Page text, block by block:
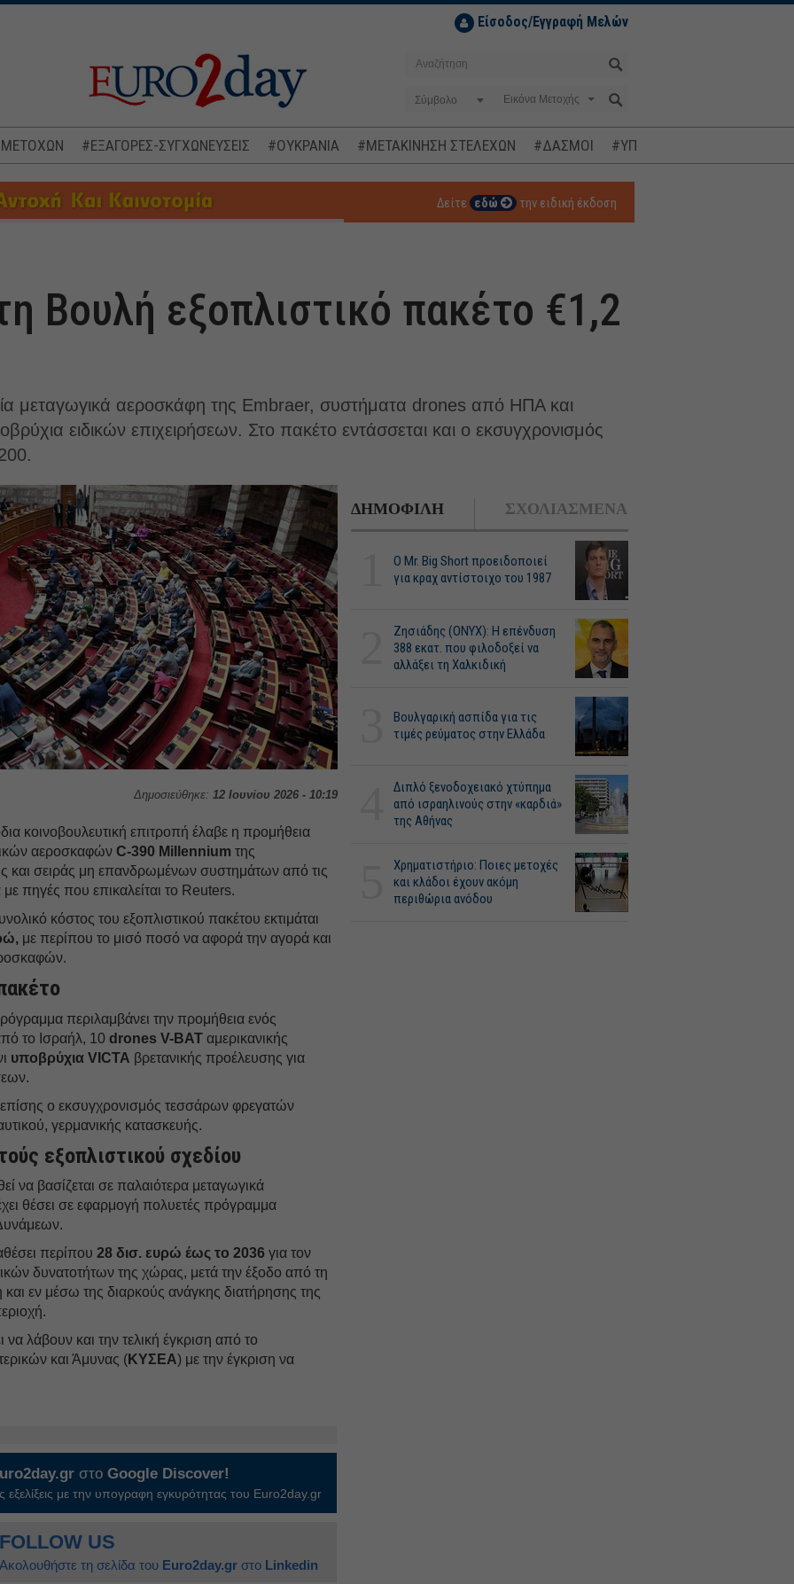
Είσοδος/Εγγραφή Μελών
Σύμβολο
ΜΕΤΟΧΩΝ #ΕΞΑΓΟΡΕΣ-ΣΥΓΧΩΝΕΥΣΕΙΣ #ΟΥΚΡΑΝΙΑ #ΜΕΤΑΚΙΝΗΣΗ ΣΤΕΛΕΧΩΝ #ΔΑΣΜΟΙ #ΥΠΟΚΛΟΠΕΣ
Δείτε εδώ την ειδική έκδοση
Βουλή εξοπλιστικό πακέτο €1,2
μεταγωγικά αεροσκάφη της Embraer, συστήματα drones από ΗΠΑ και
ειδικών επιχειρήσεων. Στο πακέτο εντάσσεται και ο εκσυγχρονισμός
Δημοσιεύθηκε: 12 Ιουνίου 2026 - 10:19
κοινοβουλευτική επιτροπή έλαβε η προμήθεια
αεροσκαφών C-390 Millennium της
και σειράς μη επανδρωμένων συστημάτων από τις
πηγές που επικαλείται το Reuters.
κόστος του εξοπλιστικού πακέτου εκτιμάται
με περίπου το μισό ποσό να αφορά την αγορά και
περιλαμβάνει την προμήθεια ενός
το Ισραήλ, 10drones V-BAT αμερικανικής
υποβρύχια VICTA βρετανικής προέλευσης για
επίσης ο εκσυγχρονισμός τεσσάρων φρεγατών
γερμανικής κατασκευής.
εξοπλιστικού σχεδίου
να βασίζεται σε παλαιότερα μεταγωγικά
θέσει σε εφαρμογή πολυετές πρόγραμμα
περίπου28 δισ. ευρώ έως το 2036 για τον
δυνατοτήτων της χώρας, μετά την έξοδο από τη
και εν μέσω της διαρκούς ανάγκης διατήρησης της
λάβουν και την τελική έγκριση από το
και Άμυνας (ΚΥΣΕΑ) με την έγκριση να
στοGoogle Discover!
εξελίξεις με την υπογραφη εγκυρότητας του Euro2day.gr
FOLLOW US
Ακολουθήστε τη σελίδα του Euro2day.gr στο Linkedin
ΔΗΜΟΦΙΛΗ ΣΧΟΛΙΑΣΜΕΝΑ
O Mr. Big Short προειδοποιεί
για κραχ αντίστοιχο του 1987
Ζησιάδης (ONYX): Η επένδυση
388 εκατ. που φιλοδοξεί να
αλλάξει τη Χαλκιδική
Βουλγαρική ασπίδα για τις
τιμές ρεύματος στην Ελλάδα
Διπλό ξενοδοχειακό χτύπημα
από ισραηλινούς στην «καρδιά»
της Αθήνας
Χρηματιστήριο: Ποιες μετοχές
και κλάδοι έχουν ακόμη
περιθώρια ανόδου